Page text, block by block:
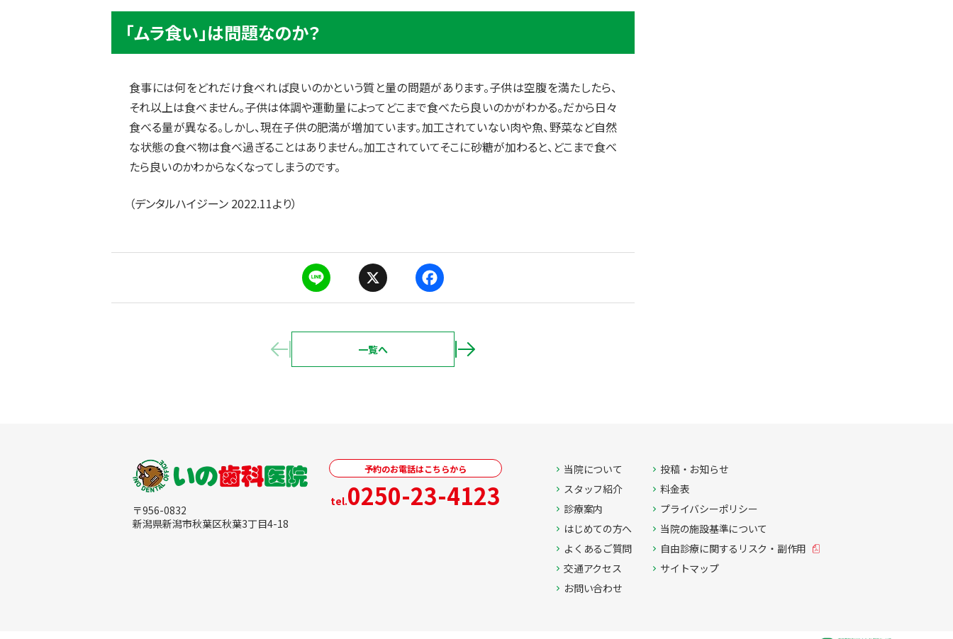
「ムラ食い」は問題なのか？
食事には何をどれだけ食べれば良いのかという質と量の問題があります。子供は空腹を満たしたら、
それ以上は食べません。子供は体調や運動量によってどこまで食べたら良いのかがわかる。だから日々
食べる量が異なる。しかし、現在子供の肥満が増加ています。加工されていない肉や魚、野菜など自然
な状態の食べ物は食べ過ぎることはありません。加工されていてそこに砂糖が加わると、どこまで食べ
たら良いのかわからなくなってしまうのです。
（デンタルハイジーン 2022.11より）
L
e
X F
e
o
ページ送り
一覧へ
〒956-0832
新潟県新潟市秋葉区秋葉3丁目4-18
予約のお電話はこちらから
tel.0250-23-4123
当院について
スタッフ紹介
診療案内
はじめての方へ
よくあるご質問
交通アクセス
お問い合わせ
投稿・お知らせ
料金表
プライバシーポリシー
当院の施設基準について
自由診療に関する リスク・副作用
サイトマップ